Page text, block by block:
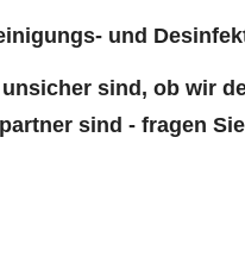
und
unsicher sind, ob wir
sind - fragen